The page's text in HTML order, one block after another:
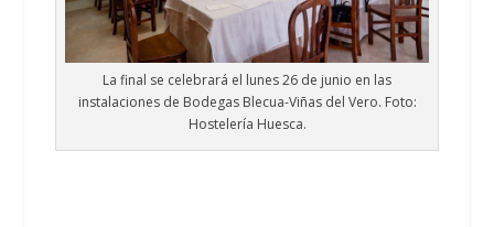
La final se celebrará el lunes 26 de junio en las
instalaciones de Bodegas Blecua-Viñas del Vero. Foto:
Hostelería Huesca.